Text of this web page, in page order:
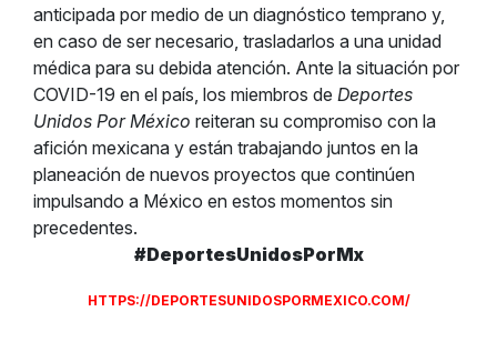
anticipada por medio de un diagnóstico temprano y,
en caso de ser necesario, trasladarlos a una unidad
médica para su debida atención. Ante la situación por
COVID-19 en el país, los miembros de Deportes
Unidos Por México reiteran su compromiso con la
afición mexicana y están trabajando juntos en la
planeación de nuevos proyectos que continúen
impulsando a México en estos momentos sin
precedentes.
#DeportesUnidosPorMx
HTTPS://DEPORTESUNIDOSPORMEXICO.COM/